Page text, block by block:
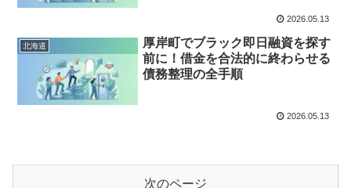
2026.05.13
北海道
厚岸町でブラック即日融資を探す
前に！借金を合法的に終わらせる
債務整理の全手順
2026.05.13
次のページ